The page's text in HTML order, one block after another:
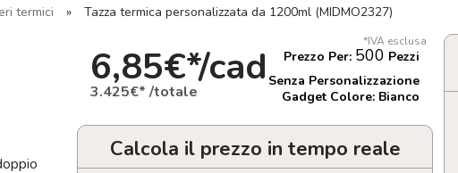
termici » Tazza termica personalizzata da 1200ml (MIDMO2327)
*IVA esclusa
6,85€*/cad
3.425€* /totale
Prezzo Per: 500 Pezzi
Senza Personalizzazione
Gadget Colore: Bianco
Calcola il prezzo in tempo reale